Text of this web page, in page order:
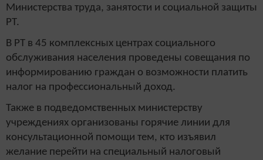
Министерства труда, занятости и социальной защиты
РТ.
В РТ в 45 комплексных центрах социального
обслуживания населения проведены совещания по
информированию граждан о возможности платить
налог на профессиональный доход.
Также в подведомственных министерству
учреждениях организованы горячие линии для
консультационной помощи тем, кто изъявил
желание перейти на специальный налоговый